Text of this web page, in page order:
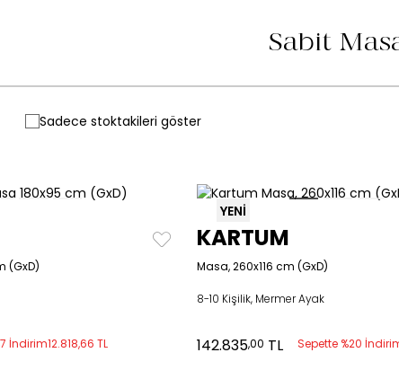
Sabit
Sadece stoktakileri göster
(GxD)
İndirim12.818,66 TL
YENİ
KARTUM
Masa, 260x116 cm (GxD)
8-10 Kişilik, Mermer Ayak
142.835,00 TL Sepette %20